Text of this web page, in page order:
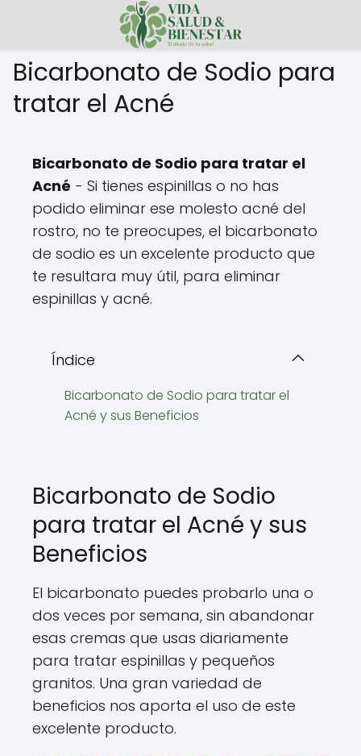
Bicarbonato de Sodio para
tratar el Acné
Bicarbonato de Sodio para tratar el
Acné - Si tienes espinillas o no has
podido eliminar ese molesto acné del
rostro, no te preocupes, el bicarbonato
de sodio es un excelente producto que
te resultara muy útil, para eliminar
espinillas y acné.
Índice
Bicarbonato de Sodio para tratar el
Acné y sus Beneficios
Bicarbonato de Sodio
para tratar el Acné y sus
Beneficios
El bicarbonato puedes probarlo una o
dos veces por semana, sin abandonar
esas cremas que usas diariamente
para tratar espinillas y pequeños
granitos. Una gran variedad de
beneficios nos aporta el uso de este
excelente producto.